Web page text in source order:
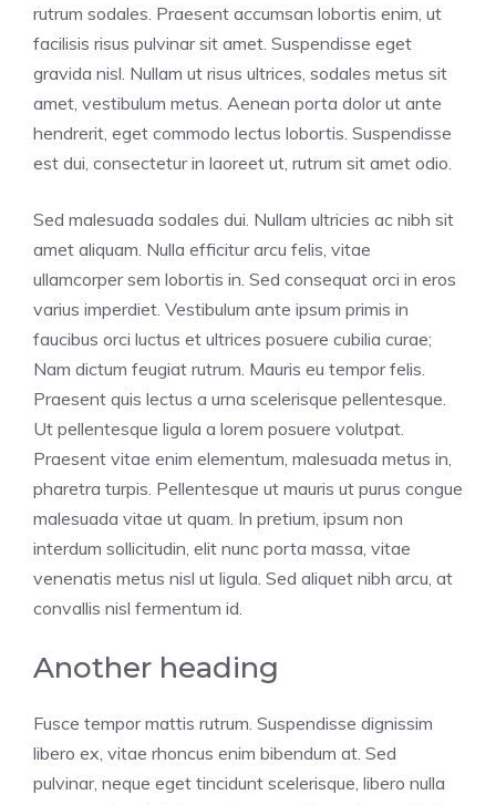
rutrum sodales. Praesent accumsan lobortis enim, ut
facilisis risus pulvinar sit amet. Suspendisse eget
gravida nisl. Nullam ut risus ultrices, sodales metus sit
amet, vestibulum metus. Aenean porta dolor ut ante
hendrerit, eget commodo lectus lobortis. Suspendisse
est dui, consectetur in laoreet ut, rutrum sit amet odio.
Sed malesuada sodales dui. Nullam ultricies ac nibh sit
amet aliquam. Nulla efficitur arcu felis, vitae
ullamcorper sem lobortis in. Sed consequat orci in eros
varius imperdiet. Vestibulum ante ipsum primis in
faucibus orci luctus et ultrices posuere cubilia curae;
Nam dictum feugiat rutrum. Mauris eu tempor felis.
Praesent quis lectus a urna scelerisque pellentesque.
Ut pellentesque ligula a lorem posuere volutpat.
Praesent vitae enim elementum, malesuada metus in,
pharetra turpis. Pellentesque ut mauris ut purus congue
malesuada vitae ut quam. In pretium, ipsum non
interdum sollicitudin, elit nunc porta massa, vitae
venenatis metus nisl ut ligula. Sed aliquet nibh arcu, at
convallis nisl fermentum id.
Another heading
Fusce tempor mattis rutrum. Suspendisse dignissim
libero ex, vitae rhoncus enim bibendum at. Sed
pulvinar, neque eget tincidunt scelerisque, libero nulla